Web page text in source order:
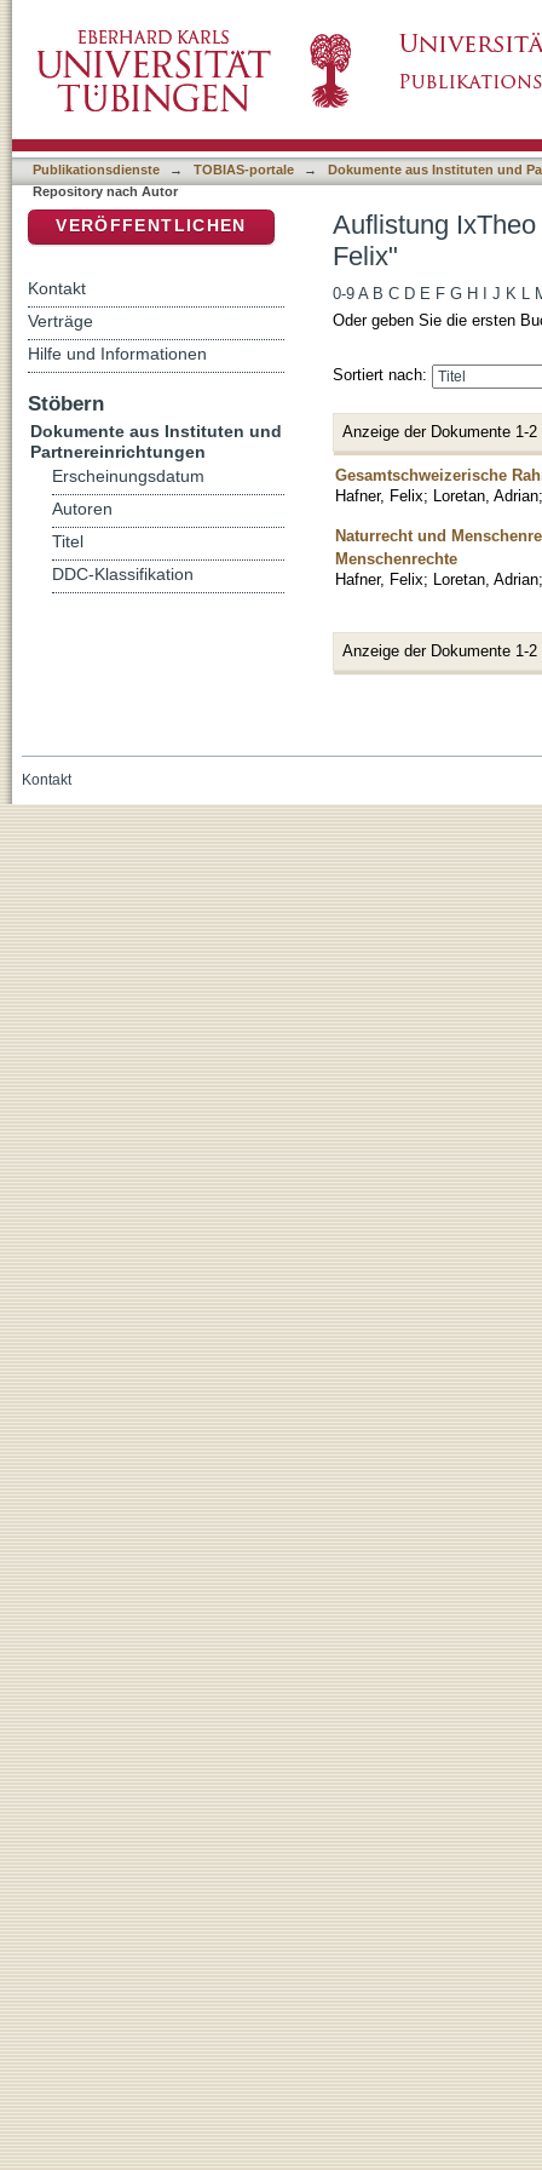
Publikationsdienste → TOBIAS-portale →
Dokumente aus Instituten und
Repository nach Autor
Auflistung
Felix"
0-9 A B C D E F G H J K L
Oder geben Sie die ersten
Sortiert nach:
Anzeige der Dokumente 1-2
Gesamtschweizerische
Hafner, Felix; Loretan, Adrian
Naturrecht und
Menschenrechte
Hafner, Felix; Loretan, Adrian
Anzeige der Dokumente 1-2
VERÖFFENTLICHEN
Kontakt
Verträge
Hilfe und Informationen
Stöbern
Dokumente aus Instituten und
Partnereinrichtungen
Erscheinungsdatum
Autoren
Titel
DDC-Klassifikation
Kontakt